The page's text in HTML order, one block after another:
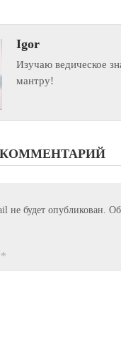
Igor
Изучаю ведическое
мантру!
не будет опубликован.
*